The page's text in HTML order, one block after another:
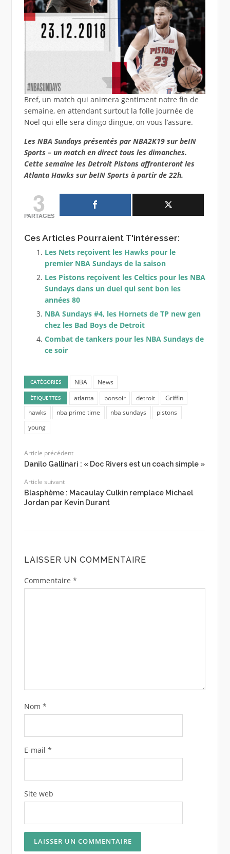
Bref, un match qui animera gentiment notre fin de
semaine, en attendant surtout la folle journée de
Noël qui elle sera dingo dingue, on vous l’assure.
Les NBA Sundays présentés par NBA2K19 sur beIN
Sports – un match en direct tous les dimanches.
Cette semaine les Detroit Pistons affronteront les
Atlanta Hawks sur beIN Sports à partir de 22h.
3
PARTAGES
Ces Articles Pourraient T'intéresser:
Les Nets reçoivent les Hawks pour le
premier NBA Sundays de la saison
Les Pistons reçoivent les Celtics pour les NBA
Sundays dans un duel qui sent bon les
années 80
NBA Sundays #4, les Hornets de TP new gen
chez les Bad Boys de Detroit
Combat de tankers pour les NBA Sundays de
ce soir
CATÉGORIES NBA News
ÉTIQUETTES atlanta bonsoir detroit
Griffin
hawks
nba prime time nba sundays
pistons
young
Article précédent
Danilo Gallinari : « Doc Rivers est un coach simple »
Article suivant
Blasphème : Macaulay Culkin remplace Michael
Jordan par Kevin Durant
LAISSER UN COMMENTAIRE
Commentaire *
Nom *
E-mail *
Site web